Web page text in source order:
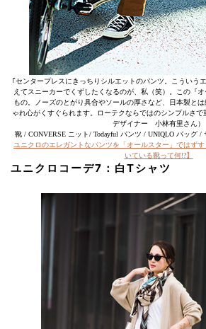
｢センタープレスにきっちりシルエットのパンツ。こういう
えてスニーカーでくずしたくなるのが、私（笑）。この『
もの。ノーズのとがり具合やソールの厚さなど、日本製と
ゃれ心がくすぐられます。ローテクならではのシンプルさ
デザイナー 小林有里さん）
靴 / CONVERSE ニット/ Todayful パンツ / UNIQLO バッグ
ユニクロのエレガントなパンツを「オールスター」ではず
いている靴って何!?】
ユニクロコーデ7：白Tシャツ